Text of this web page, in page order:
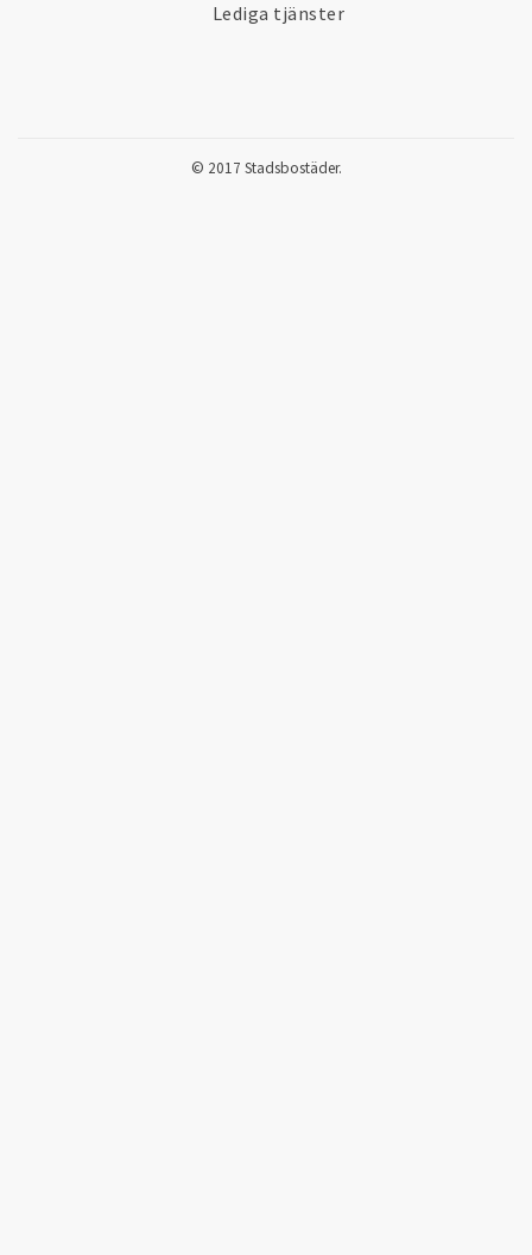
Lediga tjänster
© 2017 Stadsbostäder.